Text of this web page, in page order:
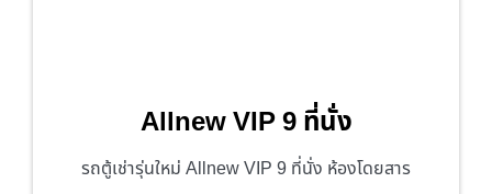
Allnew VIP 9 ที่นั่ง
รถตู้เช่ารุ่นใหม่ Allnew VIP 9 ที่นั่ง ห้องโดยสาร